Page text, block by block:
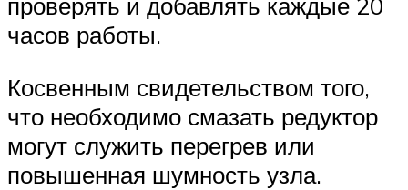
часов работы.
Косвенным свидетельством того,
что необходимо смазать редуктор
могут служить перегрев или
повышенная шумность узла.